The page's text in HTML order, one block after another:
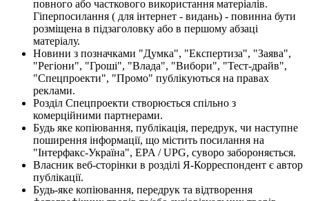
повного або часткового використання матеріалів.
Гіперпосилання ( для інтернет - видань) - повинна бути
розміщена в підзаголовку або в першому абзаці
матеріалу.
Новини з позначками "Думка", "Експертиза", "Заява",
"Регіони", "Гроші", "Влада", "Вибори", "Тест-драйв",
"Спецпроекти", "Промо" публікуються на правах
реклами.
Розділ Спецпроекти створюється спільно з
комерційними партнерами.
Будь яке копіювання, публікація, передрук, чи наступне
поширення інформації, що містить посилання на
"Інтерфакс-Україна", EPA / UPG, суворо забороняється.
Власник веб-сторінки в розділі Я-Корреспондент є автор
публікації.
Будь-яке копіювання, передрук та відтворення